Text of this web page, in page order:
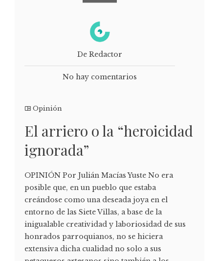
De Redactor
No hay comentarios
Opinión
El arriero o la “heroicidad
ignorada”
OPINIÓN Por Julián Macías Yuste No era
posible que, en un pueblo que estaba
creándose como una deseada joya en el
entorno de las Siete Villas, a base de la
inigualable creatividad y laboriosidad de sus
honrados parroquianos, no se hiciera
extensiva dicha cualidad no solo a sus